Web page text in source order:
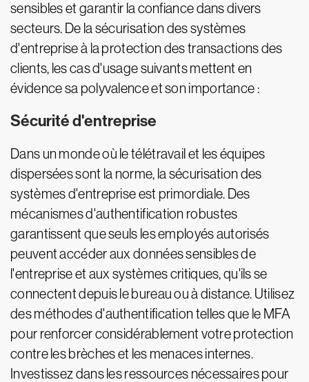
sensibles et garantir la confiance dans divers
secteurs. De la sécurisation des systèmes
d'entreprise à la protection des transactions des
clients, les cas d'usage suivants mettent en
évidence sa polyvalence et son importance :
Sécurité d'entreprise
Dans un monde où le télétravail et les équipes
dispersées sont la norme, la sécurisation des
systèmes d'entreprise est primordiale. Des
mécanismes d'authentification robustes
garantissent que seuls les employés autorisés
peuvent accéder aux données sensibles de
l'entreprise et aux systèmes critiques, qu'ils se
connectent depuis le bureau ou à distance. Utilisez
des méthodes d'authentification telles que le MFA
pour renforcer considérablement votre protection
contre les brèches et les menaces internes.
Investissez dans les ressources nécessaires pour